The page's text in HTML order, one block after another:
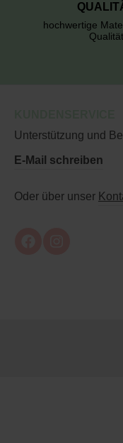
hochwertige
Qualität
Unterstützung und
E-Mail schreiben
Oder über unser